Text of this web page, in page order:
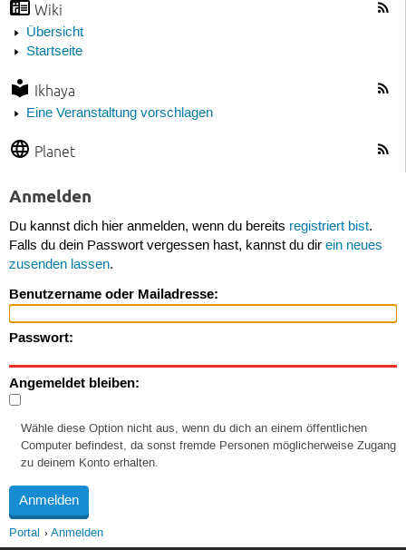
Wiki
Übersicht
Startseite
Ikhaya
Eine Veranstaltung vorschlagen
Planet
Anmelden
Du kannst dich hier anmelden, wenn du bereits registriert bist.
Falls du dein Passwort vergessen hast, kannst du dir ein neues
zusenden lassen.
Benutzername oder Mailadresse:
Passwort:
Angemeldet bleiben:
Wähle diese Option nicht aus, wenn du dich an einem öffentlichen
Computer befindest, da sonst fremde Personen möglicherweise Zugang
zu deinem Konto erhalten.
Portal Anmelden